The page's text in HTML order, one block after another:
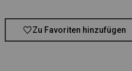
Zu Favoriten hinzufügen